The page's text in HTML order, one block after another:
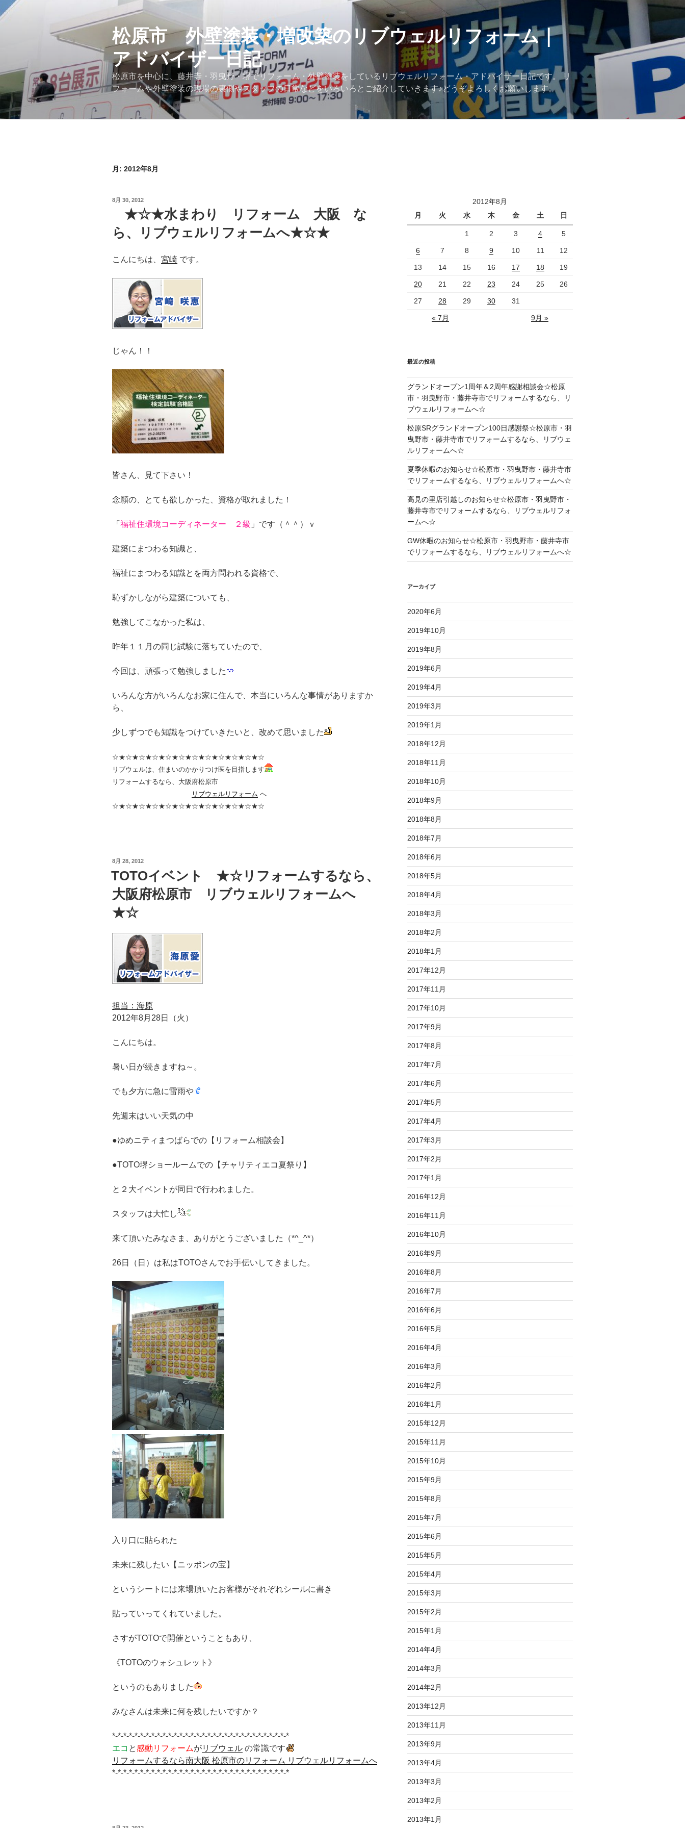
ン
キ
プ
松原市 外壁塗装・増改築のリブウェルリフォーム｜
アドバイザー日記
松原市を中心に、藤井寺・羽曳野・堺でリフォーム・外壁塗装をしているリブウェルリフォーム・アドバイザー日記です。 リ
フォームや外壁塗装の現場の裏側やスタッフの日常などをいろいろとご紹介していきます♪どうぞよろしくお願いします。
月: 2012年8月
投
8月 30, 2012
★☆★水まわり リフォーム 大阪 な
ら、リブウェルリフォームへ★☆★
こんにちは、 宮崎 です。
じゃん！！
皆さん、見て下さい！
念願の、とても欲しかった、資格が取れました！
「 福祉住環境コーディネーター ２級 」です（＾＾）ｖ
建築にまつわる知識と、
福祉にまつわる知識とを両方問われる資格で、
恥ずかしながら建築についても、
勉強してこなかった私は、
昨年１１月の同じ試験に落ちていたので、
今回は、頑張って勉強しました
いろんな方がいろんなお家に住んで、本当にいろんな事情がありますか
ら、
少しずつでも知識をつけていきたいと、改めて思いました
☆★☆★☆★☆★☆★☆★☆★☆★☆★☆★☆★☆
リブウェルは、住まいのかかりつけ医を目指します
リフォームするなら、大阪府松原市
リブウェルリフォーム へ
☆★☆★☆★☆★☆★☆★☆★☆★☆★☆★☆★☆
投
8月 28, 2012
TOTOイベント ★☆リフォームするなら、
大阪府松原市 リブウェルリフォームへ
★☆
担当：海原
2012年8月28日（火）
こんにちは。
暑い日が続きますね～。
でも夕方に急に雷雨や
先週末はいい天気の中
●ゆめニティまつばらでの【リフォーム相談会】
●TOTO堺ショールームでの【チャリティエコ夏祭り】
と２大イベントが同日で行われました。
スタッフは大忙し
来て頂いたみなさま、ありがとうございました（*^_^*）
26日（日）は私はTOTOさんでお手伝いしてきました。
入り口に貼られた
未来に残したい【ニッポンの宝】
というシートには来場頂いたお客様がそれぞれシールに書き
貼っていってくれていました。
さすがTOTOで開催ということもあり、
《TOTOのウォシュレット》
というのもありました
みなさんは未来に何を残したいですか？
*-*-*-*-*-*-*-*-*-*-*-*-*-*-*-*-*-*-*-*-*-*-*-*-*-*-*-*-*-*-*-*
エコ と感動リフォームがリブウェル の常識です
リフォームするなら南大阪 松原市のリフォーム リブウェルリフォームへ
*-*-*-*-*-*-*-*-*-*-*-*-*-*-*-*-*-*-*-*-*-*-*-*-*-*-*-*-*-*-*-*
2012年8月
月
火 水 木 金 土 日
1 2 3 4 5
6 7 8 9 10 11 12
13 14 15 16 17 18 19
20 21 22 23 24 25 26
27 28 29 30 31
« 7月 9月 »
最近の投稿
グランドオープン1周年＆2周年感謝相談会☆松原
市・羽曳野市・藤井寺市でリフォームするなら、リ
ブウェルリフォームへ☆
松原SRグランドオープン100日感謝祭☆松原市・羽
曳野市・藤井寺市でリフォームするなら、リブウェ
ルリフォームへ☆
夏季休暇のお知らせ☆松原市・羽曳野市・藤井寺市
でリフォームするなら、リブウェルリフォームへ☆
高見の里店引越しのお知らせ☆松原市・羽曳野市・
藤井寺市でリフォームするなら、リブウェルリフォ
ームへ☆
GW休暇のお知らせ☆松原市・羽曳野市・藤井寺市
でリフォームするなら、リブウェルリフォームへ☆
アーカイブ
2020年6月
2019年10月
2019年8月
2019年6月
2019年4月
2019年3月
2019年1月
2018年12月
2018年11月
2018年10月
2018年9月
2018年8月
2018年7月
2018年6月
2018年5月
2018年4月
2018年3月
2018年2月
2018年1月
2017年12月
2017年11月
2017年10月
2017年9月
2017年8月
2017年7月
2017年6月
2017年5月
2017年4月
2017年3月
2017年2月
2017年1月
2016年12月
2016年11月
2016年10月
2016年9月
2016年8月
2016年7月
2016年6月
2016年5月
2016年4月
2016年3月
2016年2月
2016年1月
2015年12月
2015年11月
2015年10月
2015年9月
2015年8月
2015年7月
2015年6月
2015年5月
2015年4月
2015年3月
2015年2月
2015年1月
2014年4月
2014年3月
2014年2月
2013年12月
2013年11月
2013年9月
2013年4月
2013年3月
2013年2月
2013年1月